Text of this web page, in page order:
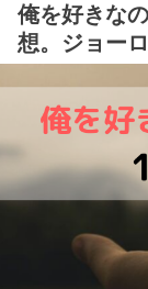
俺を好きな
想。ジョー